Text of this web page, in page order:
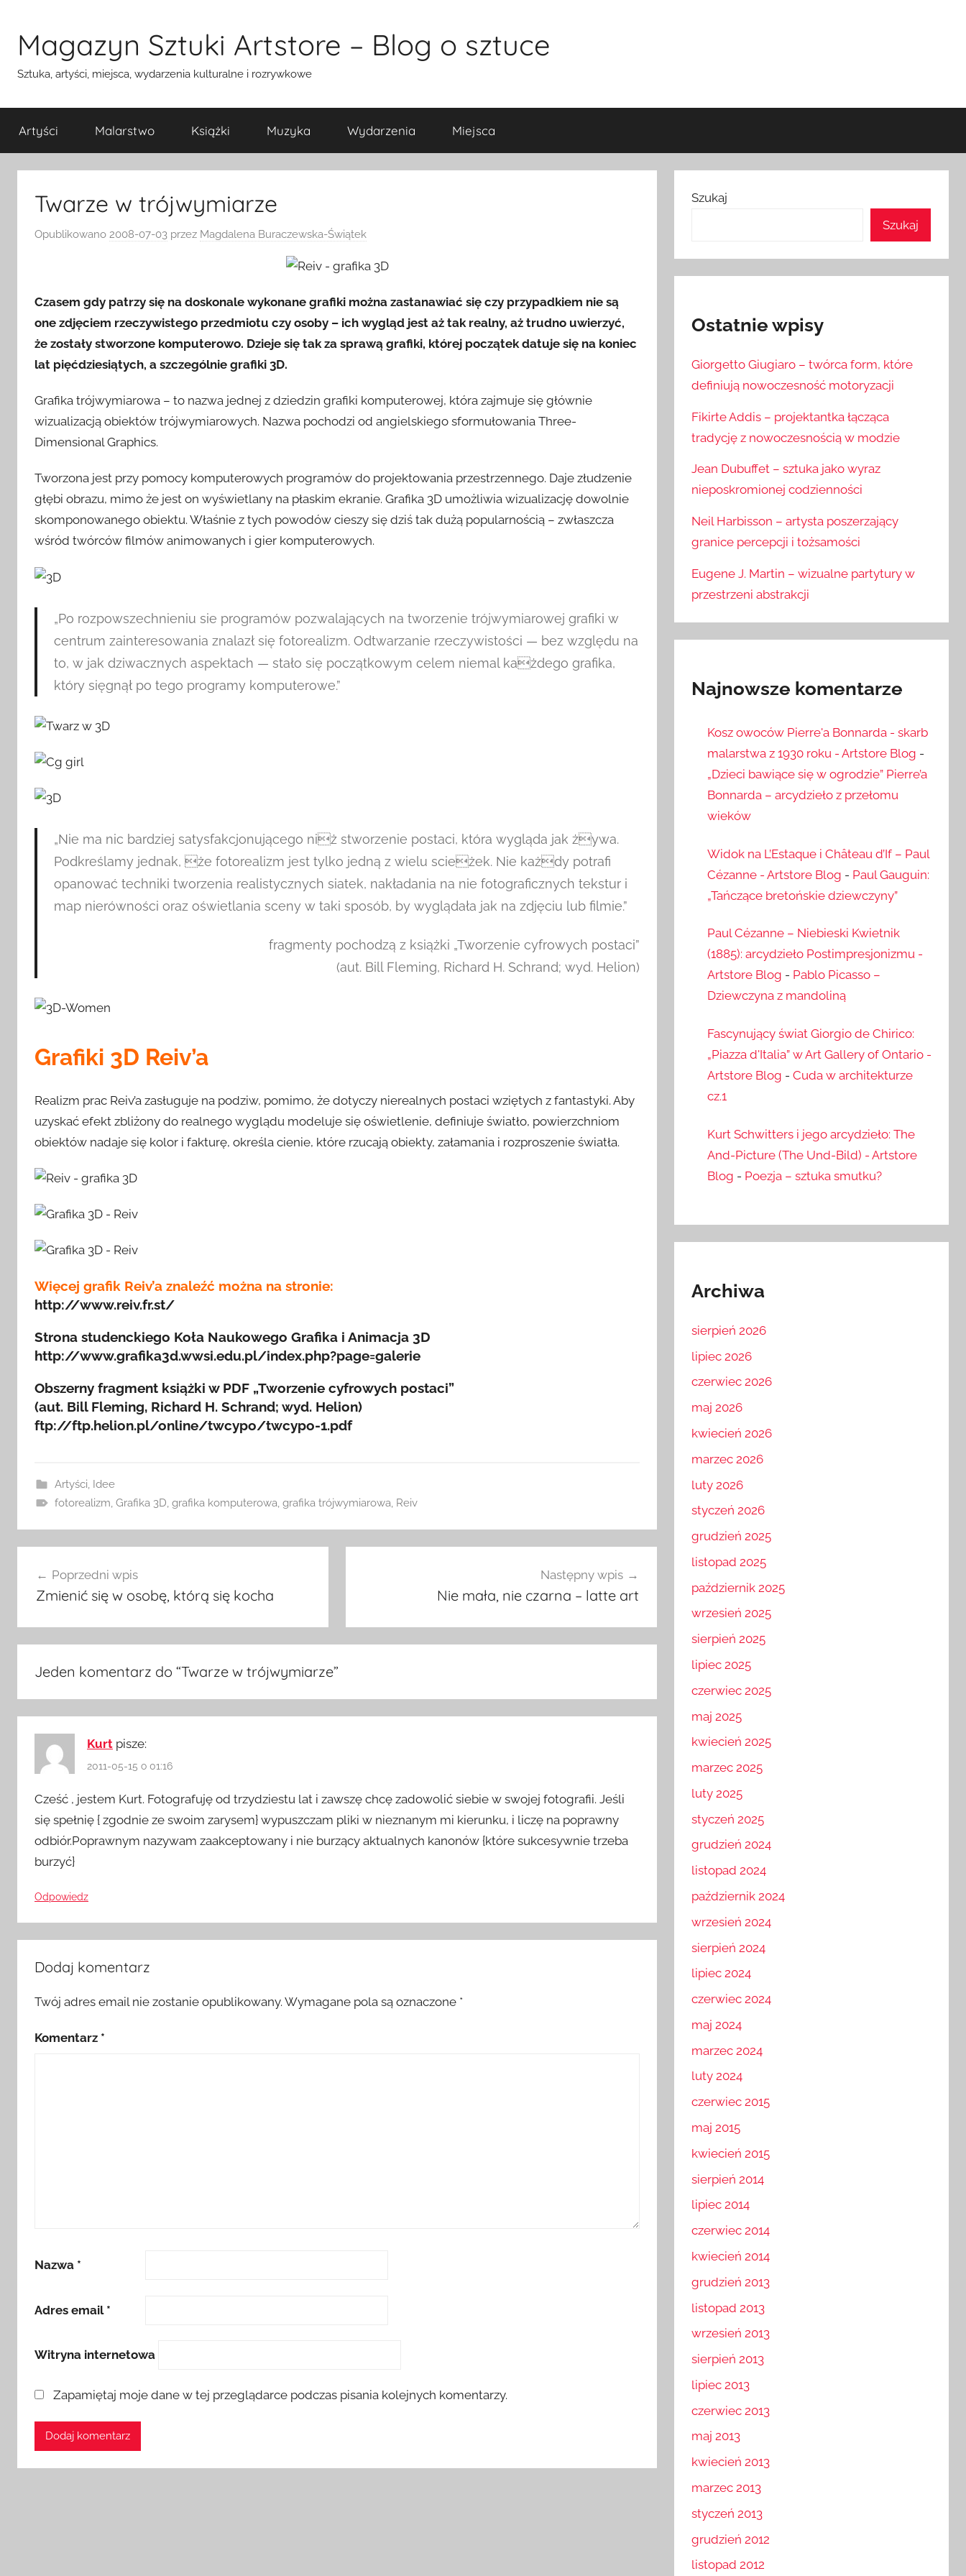
treściMagazyn Sztuki Artstore – Blog o sztuce
Sztuka, artyści, miejsca, wydarzenia kulturalne i rozrywkowe
Artyści Malarstwo Książki Muzyka Wydarzenia Miejsca
Twarze w trójwymiarze
Opublikowano 2008-07-03 przez Magdalena Buraczewska-Świątek
Czasem gdy patrzy się na doskonale wykonane grafiki można zastanawiać się czy przypadkiem nie są
one zdjęciem rzeczywistego przedmiotu czy osoby – ich wygląd jest aż tak realny, aż trudno uwierzyć,
że zostały stworzone komputerowo. Dzieje się tak za sprawą grafiki, której początek datuje się na koniec
lat pięćdziesiątych, a szczególnie grafiki 3D.
Grafika trójwymiarowa – to nazwa jednej z dziedzin grafiki komputerowej, która zajmuje się głównie
wizualizacją obiektów trójwymiarowych. Nazwa pochodzi od angielskiego sformułowania Three-
Dimensional Graphics.
Tworzona jest przy pomocy komputerowych programów do projektowania przestrzennego. Daje złudzenie
głębi obrazu, mimo że jest on wyświetlany na płaskim ekranie. Grafika 3D umożliwia wizualizację dowolnie
skomponowanego obiektu. Właśnie z tych powodów cieszy się dziś tak dużą popularnością – zwłaszcza
wśród twórców filmów animowanych i gier komputerowych.
„Po rozpowszechnieniu sie programów pozwalających na tworzenie trójwymiarowej grafiki w
centrum zainteresowania znalazł się fotorealizm. Odtwarzanie rzeczywistości — bez względu na
to, w jak dziwacznych aspektach — stało się początkowym celem niemal każdego grafika,
który sięgnął po tego programy komputerowe.”
„Nie ma nic bardziej satysfakcjonującego niż stworzenie postaci, która wygląda jak żywa.
Podkreślamy jednak, że fotorealizm jest tylko jedną z wielu scieżek. Nie każdy potrafi
opanować techniki tworzenia realistycznych siatek, nakładania na nie fotograficznych tekstur i
map nierówności oraz oświetlania sceny w taki sposób, by wyglądała jak na zdjęciu lub filmie.”
fragmenty pochodzą z książki „Tworzenie cyfrowych postaci”
(aut. Bill Fleming, Richard H. Schrand; wyd. Helion)
Grafiki 3D Reiv’a
Realizm prac Reiv’a zasługuje na podziw, pomimo, że dotyczy nierealnych postaci wziętych z fantastyki. Aby
uzyskać efekt zbliżony do realnego wyglądu modeluje się oświetlenie, definiuje światło, powierzchniom
obiektów nadaje się kolor i fakturę, określa cienie, które rzucają obiekty, załamania i rozproszenie światła.
Więcej grafik Reiv’a znaleźć można na stronie:
http://www.reiv.fr.st/
Strona studenckiego Koła Naukowego Grafika i Animacja 3D
http://www.grafika3d.wwsi.edu.pl/index.php?page=galerie
Obszerny fragment książki w PDF „Tworzenie cyfrowych postaci”
(aut. Bill Fleming, Richard H. Schrand; wyd. Helion)
ftp://ftp.helion.pl/online/twcypo/twcypo-1.pdf
Artyści, Idee
fotorealizm, Grafika 3D, grafika komputerowa, grafika trójwymiarowa, Reiv
wpisuPoprzedni wpis
Zmienić się w osobę, którą się kocha
Następny wpis
Nie mała, nie czarna – latte art
Jeden komentarz do “Twarze w trójwymiarze”
Kurt pisze:
2011-05-15 o 01:16
Cześć , jestem Kurt. Fotografuję od trzydziestu lat i zawszę chcę zadowolić siebie w swojej fotografii. Jeśli
się spełnię { zgodnie ze swoim zarysem} wypuszczam pliki w nieznanym mi kierunku, i liczę na poprawny
odbiór.Poprawnym nazywam zaakceptowany i nie burzący aktualnych kanonów {które sukcesywnie trzeba
burzyć}
Odpowiedz
Dodaj komentarz
Twój adres email nie zostanie opublikowany. Wymagane pola są oznaczone *
Komentarz *
Nazwa *
Adres email *
Witryna internetowa
Zapamiętaj moje dane w tej przeglądarce podczas pisania kolejnych komentarzy.
Szukaj
Szukaj
Ostatnie wpisy
Giorgetto Giugiaro – twórca form, które
definiują nowoczesność motoryzacji
Fikirte Addis – projektantka łącząca
tradycję z nowoczesnością w modzie
Jean Dubuffet – sztuka jako wyraz
nieposkromionej codzienności
Neil Harbisson – artysta poszerzający
granice percepcji i tożsamości
Eugene J. Martin – wizualne partytury w
przestrzeni abstrakcji
Najnowsze komentarze
Kosz owoców Pierre'a Bonnarda - skarb
malarstwa z 1930 roku - Artstore Blog -
„Dzieci bawiące się w ogrodzie” Pierre’a
Bonnarda – arcydzieło z przełomu
wieków
Widok na L’Estaque i Château d’If – Paul
Cézanne - Artstore Blog - Paul Gauguin:
„Tańczące bretońskie dziewczyny”
Paul Cézanne – Niebieski Kwietnik
(1885): arcydzieło Postimpresjonizmu -
Artstore Blog - Pablo Picasso –
Dziewczyna z mandoliną
Fascynujący świat Giorgio de Chirico:
„Piazza d'Italia” w Art Gallery of Ontario -
Artstore Blog - Cuda w architekturze
cz.1
Kurt Schwitters i jego arcydzieło: The
And-Picture (The Und-Bild) - Artstore
Blog - Poezja – sztuka smutku?
Archiwa
sierpień 2026
lipiec 2026
czerwiec 2026
maj 2026
kwiecień 2026
marzec 2026
luty 2026
styczeń 2026
grudzień 2025
listopad 2025
październik 2025
wrzesień 2025
sierpień 2025
lipiec 2025
czerwiec 2025
maj 2025
kwiecień 2025
marzec 2025
luty 2025
styczeń 2025
grudzień 2024
listopad 2024
październik 2024
wrzesień 2024
sierpień 2024
lipiec 2024
czerwiec 2024
maj 2024
marzec 2024
luty 2024
czerwiec 2015
maj 2015
kwiecień 2015
sierpień 2014
lipiec 2014
czerwiec 2014
kwiecień 2014
grudzień 2013
listopad 2013
wrzesień 2013
sierpień 2013
lipiec 2013
czerwiec 2013
maj 2013
kwiecień 2013
marzec 2013
styczeń 2013
grudzień 2012
listopad 2012